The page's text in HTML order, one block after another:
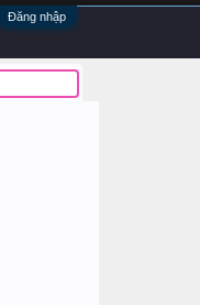
Đăng nhập